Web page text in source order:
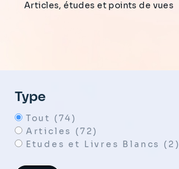
Articles, études et points de vues
Type
Tout (74)
Articles (72)
Etudes et Livres Blancs (2)